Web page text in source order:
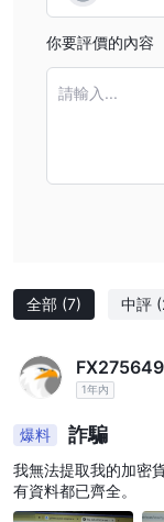
常見問題
Bitso是否是一家
Bitso的合法性非常
官方網站以及不存在
Bitso不建議給初學
佳、缺乏行業標準的
與Bitso進行交易活動
級極低以及無法核實
紀商以確保其財務安
風險警告
在線交易涉及重大風
交易者或投資者。請
供的信息可能因公司
全部 (7) 中評
1年內
爆料 詐騙
我無法提取我的加密
有資料都已齊全。
你要評價的內容
請輸入...